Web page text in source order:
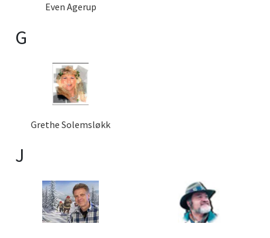
Even Agerup
G
Grethe Solemsløkk
J